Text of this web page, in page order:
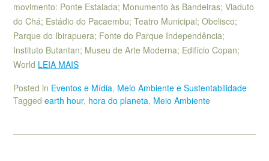
movimento: Ponte Estaiada; Monumento às Bandeiras; Viaduto
do Chá; Estádio do Pacaembu; Teatro Municipal; Obelisco;
Parque do Ibirapuera; Fonte do Parque Independência;
Instituto Butantan; Museu de Arte Moderna; Edifício Copan;
World LEIA MAIS
Posted in Eventos e Mídia, Meio Ambiente e Sustentabilidade
Tagged earth hour, hora do planeta, Meio Ambiente